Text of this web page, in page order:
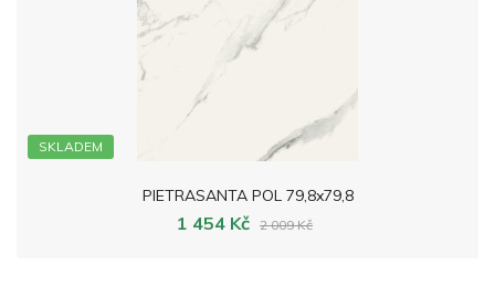
SKLADEM
PIETRASANTA POL 79,8x79,8
1 454 Kč 2 009 Kč